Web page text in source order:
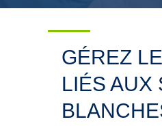
GÉREZ
LIÉS AUX